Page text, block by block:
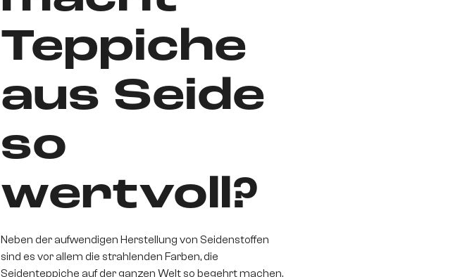
Teppiche
aus Seide
so
wertvoll?
Neben der aufwendigen Herstellung von Seidenstoffen
sind es vor allem die strahlenden Farben, die
Seidenteppiche auf der ganzen Welt so begehrt machen.